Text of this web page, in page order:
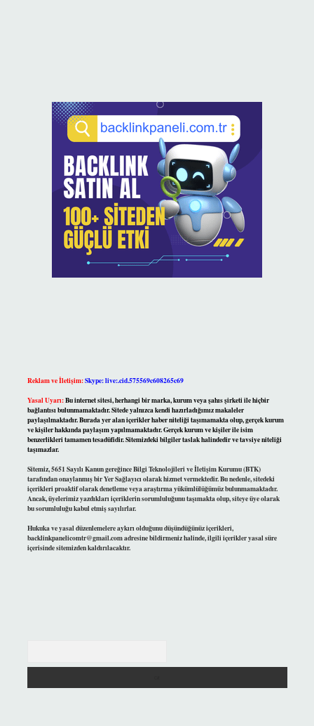
Reklam ve İletişim:Skype: live:.cid.575569c608265c69
Yasal Uyarı:Bu internet sitesi, herhangi bir marka, kurum veya şahıs şirketi ile hiçbir
bağlantısı bulunmamaktadır. Sitede yalnızca kendi hazırladığımız makaleler
paylaşılmaktadır. Burada yer alan içerikler haber niteliği taşımamakta olup, gerçek kurum
ve kişiler hakkında paylaşım yapılmamaktadır. Gerçek kurum ve kişiler ile isim
benzerlikleri tamamen tesadüfidir. Sitemizdeki bilgiler taslak halindedir ve tavsiye niteliği
taşımazlar.
Sitemiz, 5651 Sayılı Kanun gereğince Bilgi Teknolojileri ve İletişim Kurumu (BTK)
tarafından onaylanmış bir Yer Sağlayıcı olarak hizmet vermektedir. Bu nedenle, sitedeki
içerikleri proaktif olarak denetleme veya araştırma yükümlülüğümüz bulunmamaktadır.
Ancak, üyelerimiz yazdıkları içeriklerin sorumluluğunu taşımakta olup, siteye üye olarak
bu sorumluluğu kabul etmiş sayılırlar.
Hukuka ve yasal düzenlemelere aykırı olduğunu düşündüğünüz içerikleri,
backlinkpanelicomtr@gmail.comadresine bildirmeniz halinde, ilgili içerikler yasal süre
içerisinde sitemizden kaldırılacaktır.